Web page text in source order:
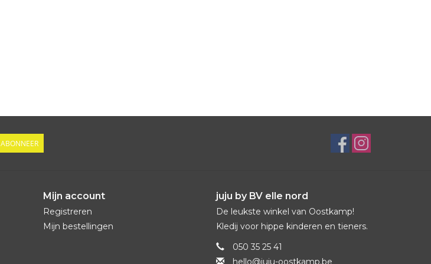
ABONNEER
Mijn account
Registreren
Mijn bestellingen
juju by BV elle nord
De leukste winkel van Oostkamp!
Kledij voor hippe kinderen en tieners.
050 35 25 41
hello@juju-oostkamp.be